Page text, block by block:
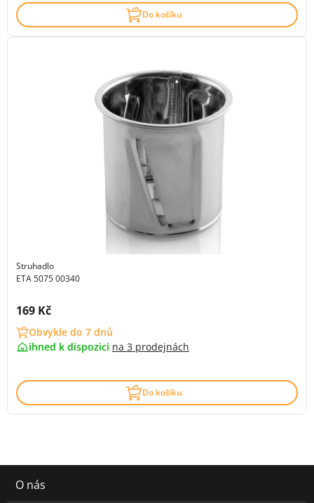
Do košíku
Struhadlo
ETA 5075 00340
Cena s DPH:
169 Kč
Obvykle do 7 dnů
ihned k dispozici na 3 prodejnách
Do košíku
O nás